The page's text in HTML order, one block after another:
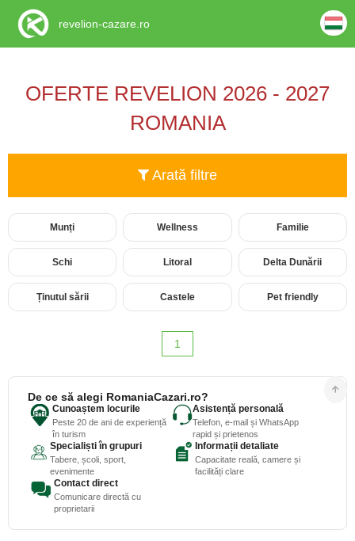
OFERTE REVELION 2026 - 2027
ROMANIA
Arată filtre
Munți Wellness Familie
Schi Litoral Delta Dunării
Ținutul sării Castele Pet friendly
1
De ce să alegi RomaniaCazari.ro?
Cunoaștem locurile
Peste 20 de ani de experiență
în turism
Asistență personală
Telefon, e-mail și WhatsApp
rapid și prietenos
Specialiști în grupuri
Tabere, școli, sport,
evenimente
Informații detaliate
Capacitate reală, camere și
facilități clare
Contact direct
Comunicare directă cu
proprietarii
revelion-cazare.ro